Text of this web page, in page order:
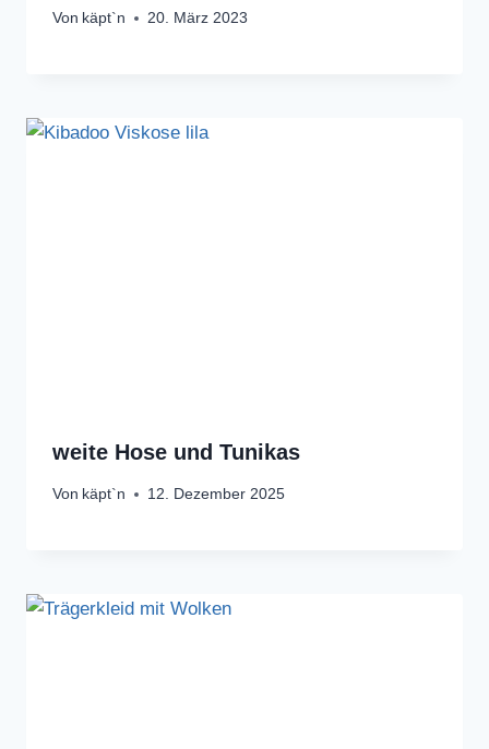
Von käpt`n 20. März 2023
weite Hose und Tunikas
Von käpt`n 12. Dezember 2025